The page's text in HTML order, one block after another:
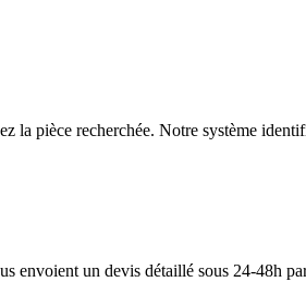
la pièce recherchée. Notre système
envoient un devis détaillé sous 24-48h